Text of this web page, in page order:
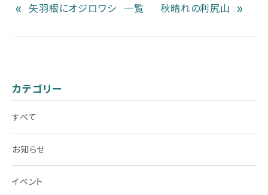
« 矢羽根にオジロワシ 一覧 秋晴れの利尻山 »
カテゴリー
すべて
お知らせ
イベント